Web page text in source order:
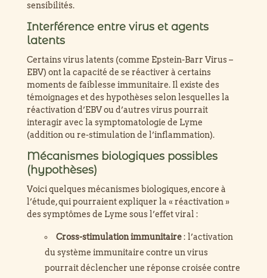
sensibilités.
Interférence entre virus et agents
latents
Certains virus latents (comme Epstein-Barr Virus –
EBV) ont la capacité de se réactiver à certains
moments de faiblesse immunitaire. Il existe des
témoignages et des hypothèses selon lesquelles la
réactivation d’EBV ou d’autres virus pourrait
interagir avec la symptomatologie de Lyme
(addition ou re-stimulation de l’inflammation).
Mécanismes biologiques possibles
(hypothèses)
Voici quelques mécanismes biologiques, encore à
l’étude, qui pourraient expliquer la « réactivation »
des symptômes de Lyme sous l’effet viral :
Cross-stimulation immunitaire: l’activation
du système immunitaire contre un virus
pourrait déclencher une réponse croisée contre